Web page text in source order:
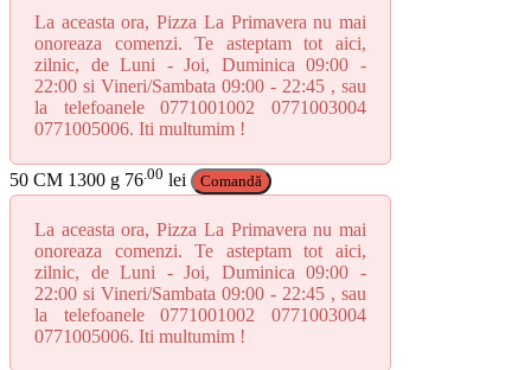
pagina
produsului.
La aceasta ora, Pizza La Primavera nu mai
onoreaza comenzi. Te asteptam tot aici,
zilnic, de Luni - Joi, Duminica 09:00 -
22:00 si Vineri/Sambata 09:00 - 22:45 , sau
la telefoanele 0771001002 0771003004
0771005006. Iti multumim !
50 CM 1300 g 76.00 lei Comandă
La aceasta ora, Pizza La Primavera nu mai
onoreaza comenzi. Te asteptam tot aici,
zilnic, de Luni - Joi, Duminica 09:00 -
22:00 si Vineri/Sambata 09:00 - 22:45 , sau
la telefoanele 0771001002 0771003004
0771005006. Iti multumim !